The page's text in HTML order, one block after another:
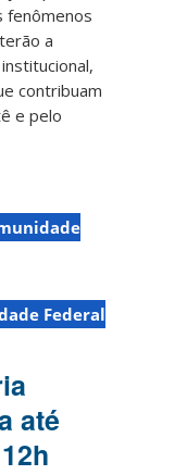
fenômenos
a
contribuam
e pelo
Federal
até